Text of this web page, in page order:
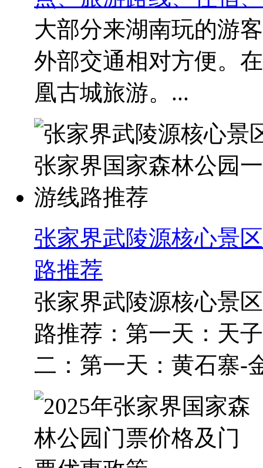
大部分来湖南玩的游
外部交通相对方便。
凰古城旅游。...
张家界武陵源核心景
路推荐
张家界武陵源核心景
路推荐：第一天：天
二：第一天：黄石寨-